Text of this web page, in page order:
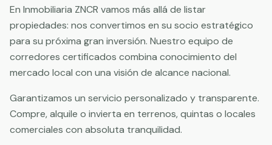
En Inmobiliaria ZNCR vamos más allá de listar
propiedades: nos convertimos en su socio estratégico
para su próxima gran inversión. Nuestro equipo de
corredores certificados combina conocimiento del
mercado local con una visión de alcance nacional.
Garantizamos un servicio personalizado y transparente.
Compre, alquile o invierta en terrenos, quintas o locales
comerciales con absoluta tranquilidad.